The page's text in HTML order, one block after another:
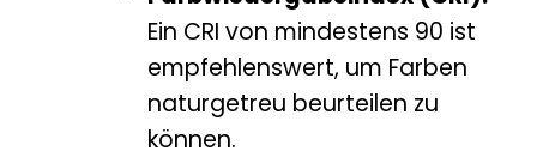
Ein CRI von mindestens 90 ist
empfehlenswert, um Farben
naturgetreu beurteilen zu
können.